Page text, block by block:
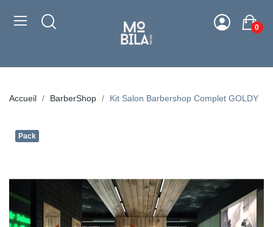
0
Accueil BarberShop Kit Salon Barbershop Complet GOLDY
Pack